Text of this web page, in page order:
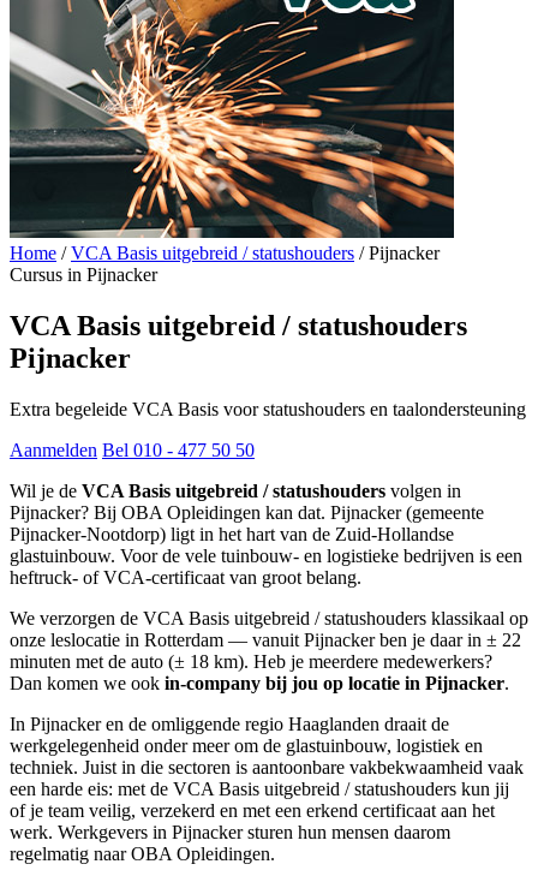
Home / VCA Basis uitgebreid / statushouders / Pijnacker
Cursus in Pijnacker
VCA Basis uitgebreid / statushouders
Pijnacker
Extra begeleide VCA Basis voor statushouders en taalondersteuning
Aanmelden Bel 010 - 477 50 50
Wil je de VCA Basis uitgebreid / statushouders volgen in
Pijnacker? Bij OBA Opleidingen kan dat. Pijnacker (gemeente
Pijnacker-Nootdorp) ligt in het hart van de Zuid-Hollandse
glastuinbouw. Voor de vele tuinbouw- en logistieke bedrijven is een
heftruck- of VCA-certificaat van groot belang.
We verzorgen de VCA Basis uitgebreid / statushouders klassikaal op
onze leslocatie in Rotterdam — vanuit Pijnacker ben je daar in ± 22
minuten met de auto (± 18 km). Heb je meerdere medewerkers?
Dan komen we ook in-company bij jou op locatie in Pijnacker.
In Pijnacker en de omliggende regio Haaglanden draait de
werkgelegenheid onder meer om de glastuinbouw, logistiek en
techniek. Juist in die sectoren is aantoonbare vakbekwaamheid vaak
een harde eis: met de VCA Basis uitgebreid / statushouders kun jij
of je team veilig, verzekerd en met een erkend certificaat aan het
werk. Werkgevers in Pijnacker sturen hun mensen daarom
regelmatig naar OBA Opleidingen.